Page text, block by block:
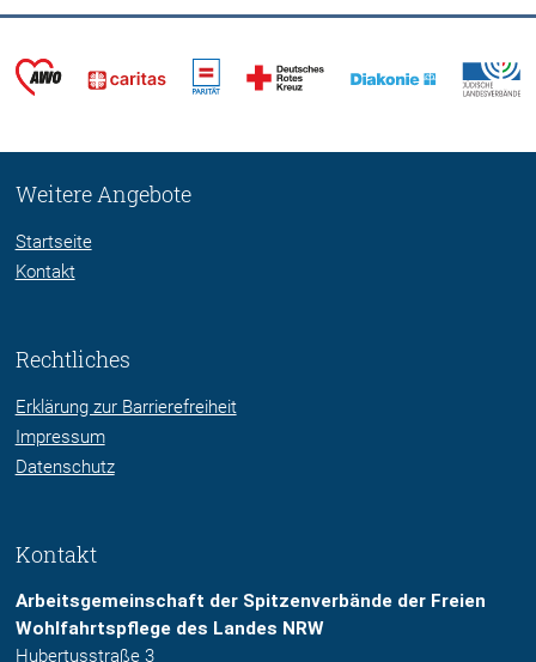
Weitere Angebote
Startseite
Kontakt
Rechtliches
Erklärung zur Barrierefreiheit
Impressum
Datenschutz
Kontakt
Arbeitsgemeinschaft der Spitzenverbände der Freien
Wohlfahrtspflege des Landes NRW
Hubertusstraße 3